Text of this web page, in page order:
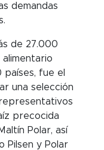
demandas
de 27.000
fue el
una selección
precocida
Polar, así
Pilsen y Polar